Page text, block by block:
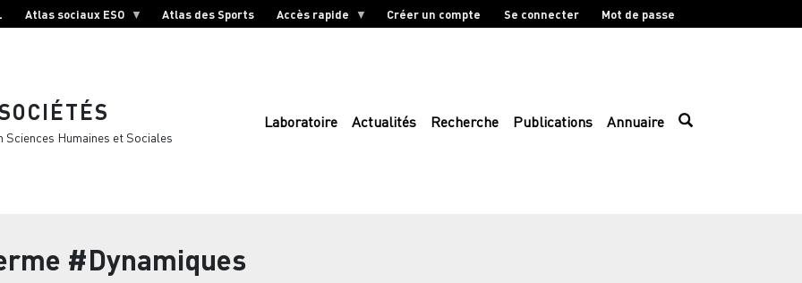
Atlas sociaux ESO Atlas des Sports Accès rapide Créer un compte Se connecter Mot de passe
Humaines et Sociales
Laboratoire Actualités Recherche Publications Annuaire
#Dynamiques